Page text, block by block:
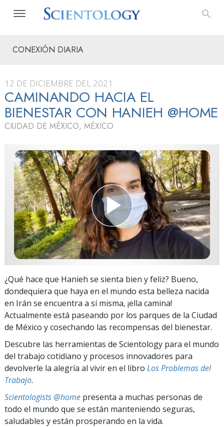
CONEXIÓN DIARIA
12 DE DICIEMBRE DEL 2021
CAMINANDO HACIA EL
BIENESTAR CON HANIEH @HOME
CIUDAD DE MÉXICO, MÉXICO
¿Qué hace que Hanieh se sienta bien y feliz? Bueno,
dondequiera que haya en el mundo esta belleza nacida
en Irán se encuentra a sí misma, ¡ella camina!
Actualmente está paseando por los parques de la Ciudad
de México y cosechando las recompensas del bienestar.
Descubre las herramientas de Scientology para el mundo
del trabajo cotidiano y procesos innovadores para
devolverle la alegría al vivir en el libro Los Problemas del
Trabajo.
Scientologists @home presenta a muchas personas de
todo el mundo que se están manteniendo seguras,
saludables y están prosperando en la vida.